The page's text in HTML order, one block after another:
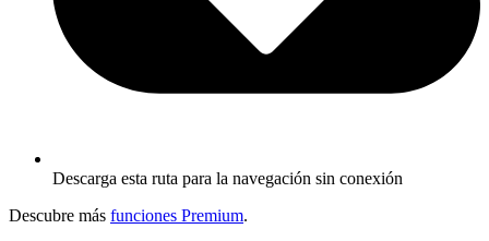
Descarga esta ruta para la navegación sin conexión
Descubre más funciones Premium.